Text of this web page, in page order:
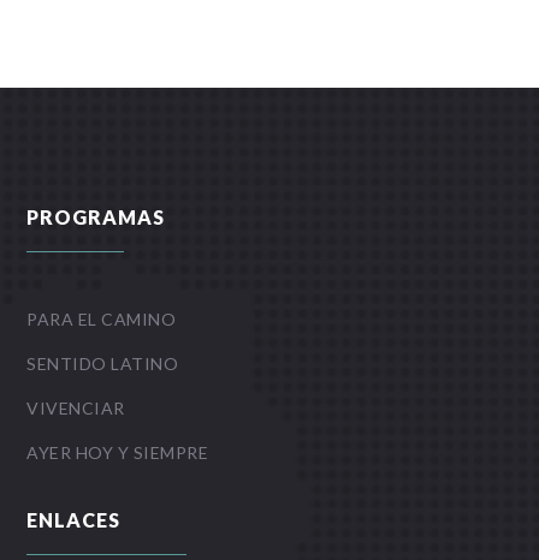
PROGRAMAS
PARA EL CAMINO
SENTIDO LATINO
VIVENCIAR
AYER HOY Y SIEMPRE
ENLACES